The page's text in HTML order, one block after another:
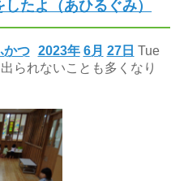
たよ（あひるぐみ）
2023年 6月 27日 Tue
つ
られないことも多くなり